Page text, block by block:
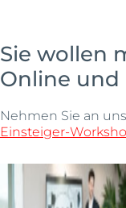
Sie wollen
Online und
Nehmen Sie an
Einsteiger-